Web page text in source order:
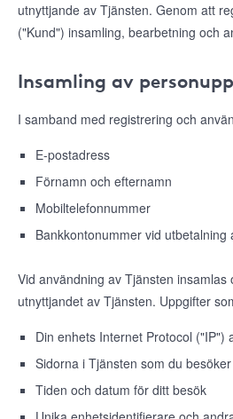
utnyttjande av Tjänsten. Genom att
("Kund") insamling, bearbetning och
Insamling av
I samband med registrering och
E-postadress
Förnamn och efternamn
Mobiltelefonnummer
Bankkontonummer vid utbetalning
Vid användning av Tjänsten
utnyttjandet av Tjänsten. Uppgifter
Din enhets Internet Protocol ("IP")
Sidorna i Tjänsten som du besöker
Tiden och datum för ditt besök